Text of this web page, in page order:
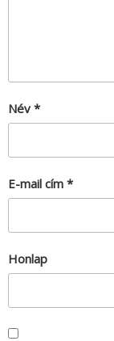
Név *
E-mail cím *
Honlap